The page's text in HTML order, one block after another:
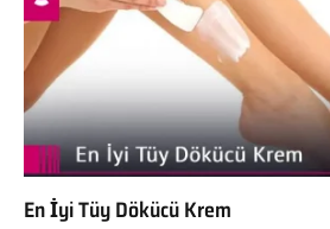
En İyi Tüy Dökücü Krem